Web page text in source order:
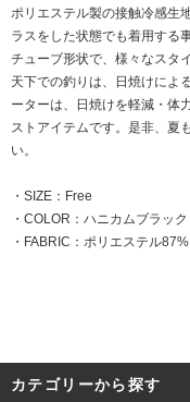
ポリエステル製の接触冷感生
ラスをした状態でも着用する
チューブ形状で、様々なスタ
天下での釣りは、日焼けによ
ーターは、日焼けを軽減・体
ストアイテムです。是非、夏
い。
・SIZE：Free
・COLOR：ハニカムブラッ
・FABRIC：ポリエステル
カテゴリーから探す